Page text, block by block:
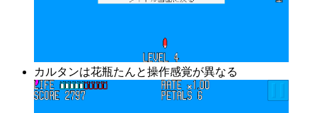
カルタンは花瓶たんと操作感覚が異なる